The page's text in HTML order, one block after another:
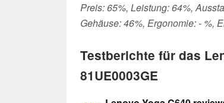
Preis: 65%, Leistung: 64%,
Gehäuse: 46%, Ergonomie: - %,
Testberichte für das
81UE0003GE